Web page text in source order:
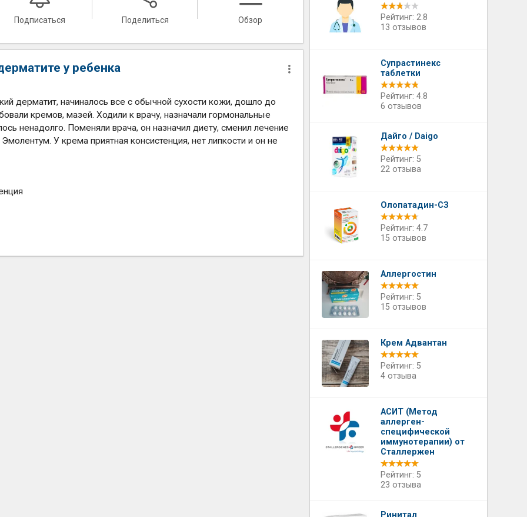
Подписаться Поделиться Обзор
у ребенка
дерматит, начиналось все с обычной сухости кожи, дошло до
кремов, мазей. Ходили к врачу, назначали гормональные
ненадолго. Поменяли врача, он назначил диету, сменил лечение
У крема приятная консистенция, нет липкости и он не
Рейтинг: 2.8
13 отзывов
Супрастинекс
таблетки
Рейтинг: 4.8
6 отзывов
Дайго / Daigo
Рейтинг: 5
22 отзыва
Олопатадин-СЗ
Рейтинг: 4.7
15 отзывов
Аллергостин
Рейтинг: 5
15 отзывов
Крем Адвантан
Рейтинг: 5
4 отзыва
АСИТ (Метод
аллерген-
специфической
иммунотерапии) от
Сталлержен
Рейтинг: 5
23 отзыва
Ринитал